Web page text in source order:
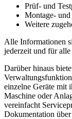
Prüf- und
Montage-
Weitere
Alle Informationen
jederzeit und für
Darüber hinaus
einzelne Geräte mit
Maschine oder
vereinfacht
Dokumentation